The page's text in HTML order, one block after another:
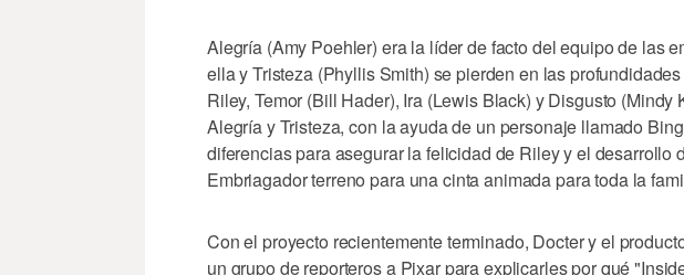
Alegría (Amy Poehler) era la líder de facto del equipo de las
ella y Tristeza (Phyllis Smith) se pierden en las
Riley, Temor (Bill Hader), Ira (Lewis Black) y Disgusto (Mindy
Alegría y Tristeza, con la ayuda de un personaje llamado
diferencias para asegurar la felicidad de Riley y el desarrollo
Embriagador terreno para una cinta animada para toda la
Con el proyecto recientemente terminado, Docter y el
un grupo de reporteros a Pixar para explicarles por qué